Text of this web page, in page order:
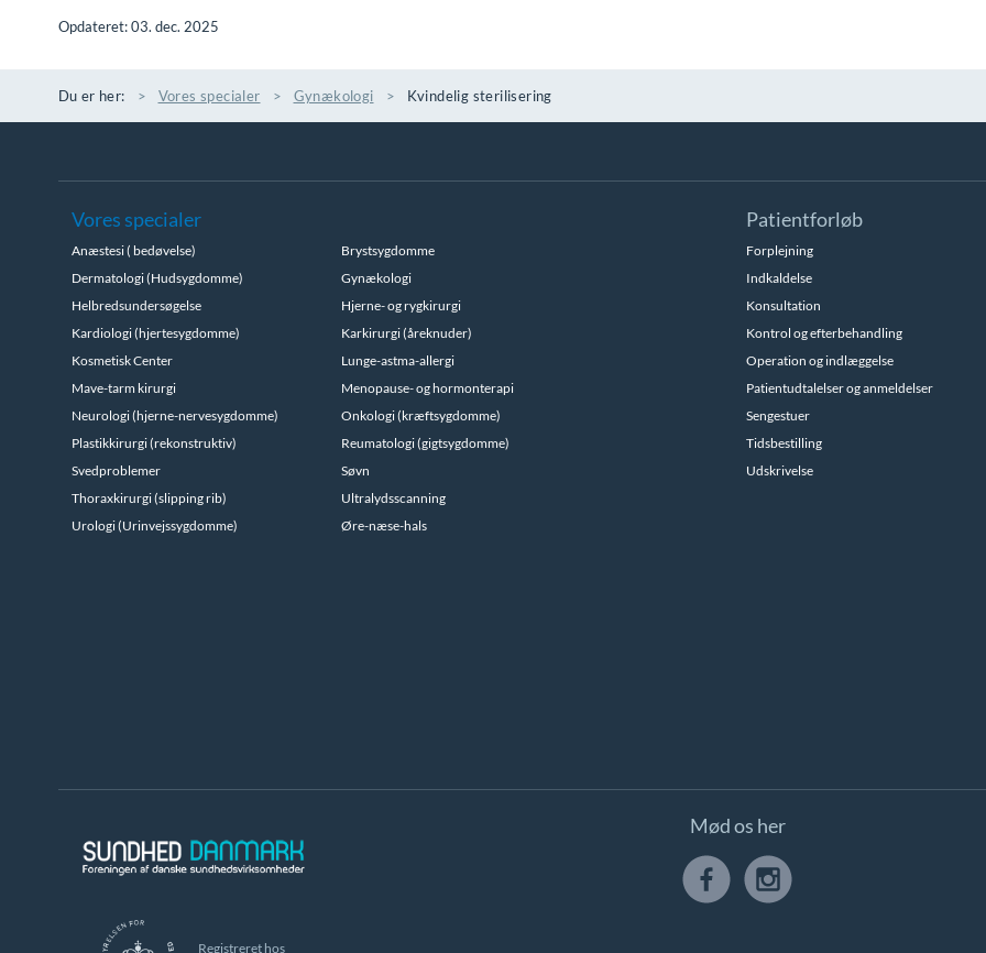
Opdateret: 03. dec. 2025
Du er her: Vores specialer Gynækologi Kvindelig sterilisering
Vores specialer
Anæstesi ( bedøvelse)
Brystsygdomme
Dermatologi (Hudsygdomme)
Gynækologi
Helbredsundersøgelse
Hjerne- og rygkirurgi
Kardiologi (hjertesygdomme)
Karkirurgi (åreknuder)
Kosmetisk Center
Lunge-astma-allergi
Mave-tarm kirurgi
Menopause- og hormonterapi
Neurologi (hjerne-nervesygdomme)
Onkologi (kræftsygdomme)
Plastikkirurgi (rekonstruktiv)
Reumatologi (gigtsygdomme)
Svedproblemer
Søvn
Thoraxkirurgi (slipping rib)
Ultralydsscanning
Urologi (Urinvejssygdomme)
Øre-næse-hals
Patientforløb
Forplejning
Indkaldelse
Konsultation
Kontrol og efterbehandling
Operation og indlæggelse
Patientudtalelser og anmeldelser
Sengestuer
Tidsbestilling
Udskrivelse
Registreret hos
Mød os her